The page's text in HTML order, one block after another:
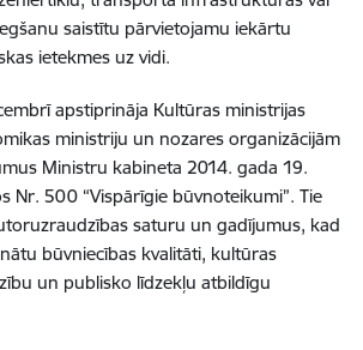
saistītu pārvietojamu iekārtu
ietekmes uz vidi.
apstiprināja Kultūras ministrijas
ministriju un nozares organizācijām
Ministru kabineta 2014. gada 19.
Nr. 500 “Vispārīgie būvnoteikumi”. Tie
saturu un gadījumus, kad
būvniecības kvalitāti, kultūras
un publisko līdzekļu atbildīgu